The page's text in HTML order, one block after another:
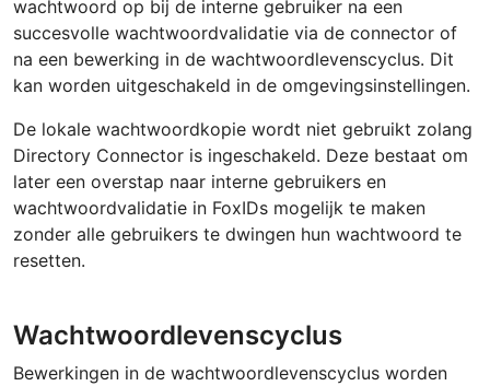
wachtwoord op bij de interne gebruiker na een
succesvolle wachtwoordvalidatie via de connector of
na een bewerking in de wachtwoordlevenscyclus. Dit
kan worden uitgeschakeld in de omgevingsinstellingen.
De lokale wachtwoordkopie wordt niet gebruikt zolang
Directory Connector is ingeschakeld. Deze bestaat om
later een overstap naar interne gebruikers en
wachtwoordvalidatie in FoxIDs mogelijk te maken
zonder alle gebruikers te dwingen hun wachtwoord te
resetten.
Wachtwoordlevenscyclus
Bewerkingen in de wachtwoordlevenscyclus worden